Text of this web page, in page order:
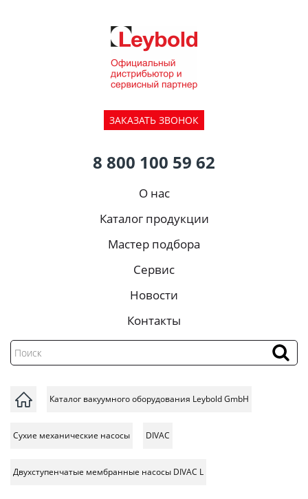
ЗАКАЗАТЬ ЗВОНОК
8 800 100 59 62
О нас
Каталог продукции
Мастер подбора
Сервис
Новости
Контакты
Каталог вакуумного оборудования Leybold GmbH
Сухие механические насосы DIVAC
Двухступенчатые мембранные насосы DIVAC L